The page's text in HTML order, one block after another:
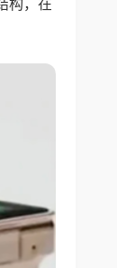
构，在